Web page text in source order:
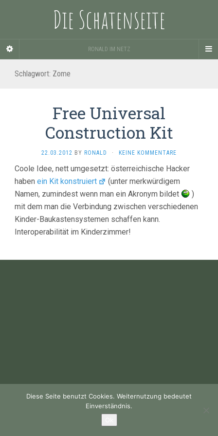
Die Schatenseite
RONALD IM NETZ
Schlagwort: Zome
Free Universal
Construction Kit
22.03.2012 BY RONALD · KEINE KOMMENTARE
Coole Idee, nett umgesetzt: österreichische Hacker
haben ein Kit konstruiert
(unter merkwürdigem
Namen, zumindest wenn man ein Akronym bildet
)
mit dem man die Verbindung zwischen verschiedenen
Kinder-Baukastensystemen schaffen kann.
Interoperabilität im Kinderzimmer!
Diese Seite benutzt Cookies. Weiternutzung bedeutet
Einverständnis.